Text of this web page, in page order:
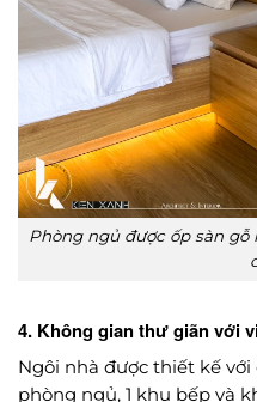
Phòng ngủ được ốp sàn
4. Không gian thư giãn với
Ngôi nhà được thiết kế
phòng ngủ, 1 khu bếp và